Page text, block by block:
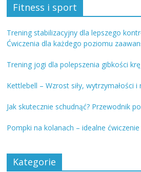
Fitness i sport
Trening stabilizacyjny dla lepszego
Ćwiczenia dla każdego poziomu
Trening jogi dla polepszenia gibkości
Kettlebell – Wzrost siły, wytrzymałości i
Jak skutecznie schudnąć? Przewodnik
Pompki na kolanach – idealne
Kategorie